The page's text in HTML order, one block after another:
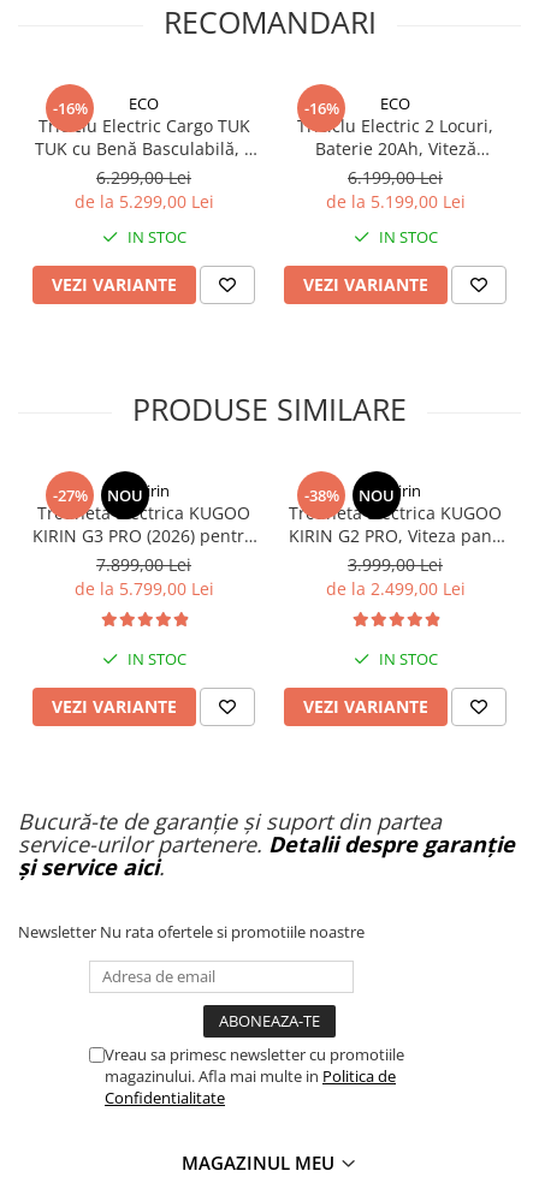
RECOMANDARI
-16% ECO
Triciclu Electric Cargo TUK
TUK cu Benă Basculabilă, 2
Locuri, Baterie 20Ah
6.299,00 Lei
de la 5.299,00 Lei
IN STOC
VEZI VARIANTE
-16% ECO
Triciclu Electric 2 Locuri,
Baterie 20Ah, Viteză
Maximă 25 km/h Tricicletă
6.199,00 Lei
de la 5.199,00 Lei
IN STOC
VEZI VARIANTE
PRODUSE SIMILARE
-27% NOU
KuKirin
Trotineta Electrica KUGOO
KIRIN G3 PRO (2026) pentru
Teren Accidentat (Off-Road
Electric Scooter) - Motor
de 80km, Viteză Până la
65km/h, Baterie 52V 23.2Ah
7.899,00 Lei
de la 5.799,00 Lei
IN STOC
VEZI VARIANTE
-38% NOU
KuKirin
Trotineta Electrica KUGOO
KIRIN G2 PRO, Viteza pana
la 45km/h, Autonomie
55Km, Motor 600W, 48V
3.999,00 Lei
de la 2.499,00 Lei
IN STOC
VEZI VARIANTE
Bucură-te de garanție și suport din partea
service-urilor partenere. Detalii despre garanție
și service aici.
Newsletter Nu rata ofertele si promotiile noastre
Vreau sa primesc newsletter cu promotiile
magazinului. Afla mai multe in Politica de
Confidentialitate
MAGAZINUL MEU